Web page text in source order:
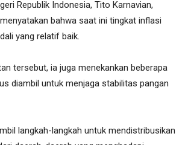
Republik Indonesia, Tito Karnavian,
bahwa saat ini tingkat inflasi
yang relatif baik.
tersebut, ia juga menekankan beberapa
diambil untuk menjaga stabilitas pangan
langkah-langkah untuk mendistribusikan